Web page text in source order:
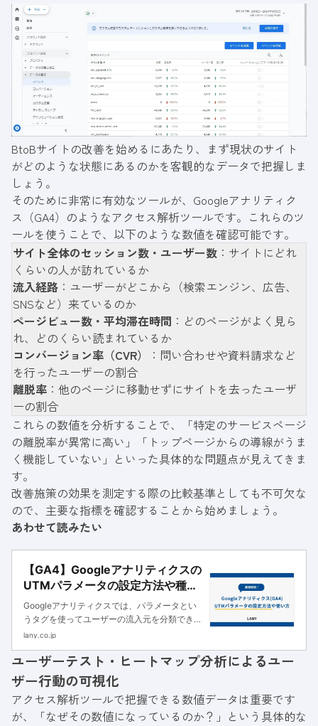
BtoBサイトの改善を始めるにあたり、まず現状のサイト
がどのような状態にあるのかを客観的なデータで把握しま
しょう。
そのために非常に有効なツールが、Googleアナリティク
ス（GA4）のようなアクセス解析ツールです。これらのツ
ールを使うことで、以下のような数値を確認可能です。
サイト全体のセッション数・ユーザー数 ：サイトにどれ
くらいの人が訪れているか
流入経路 ：ユーザーがどこから（検索エンジン、広告、
SNSなど）来ているのか
ページビュー数・平均滞在時間 ：どのページがよく見ら
れ、どのくらい読まれているか
コンバージョン率（CVR）
：問い合わせや資料請求など
を行ったユーザーの割合
離脱率 ：他のページに移動せずにサイトを去ったユーザ
ーの割合
これらの数値を分析することで、「特定のサービスページ
の離脱率が異常に高い」「トップページからの導線がうま
く機能していない」といった具体的な問題点が見えてきま
す。
改善施策の効果を測定する際の比較基準としても不可欠な
ので、主要な指標を確認することから始めましょう。
あわせて読みたい
【GA4】Googleアナリティクスの
UTMパラメータの設定方法や種
類・使い方を基礎から解説！
Googleアナリティクスでは、パラメータとい
うタグを使ってユーザーの流入元を分類できま
す。 パラメータを使って集客レポートを管理
を特定でき、アクセス数アップのための施策を
取りやすくなります。 しか
lany.co.jp
ユーザーテスト・ヒートマップ分析によるユー
ザー行動の可視化
アクセス解析ツールで把握できる数値データは重要です
が、「なぜその数値になっているのか？」という具体的な